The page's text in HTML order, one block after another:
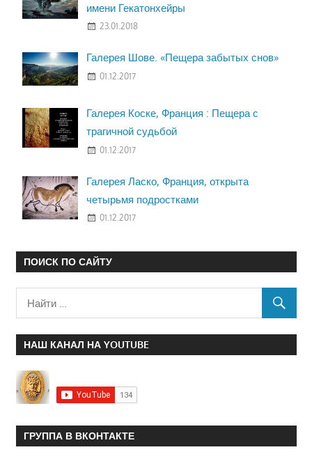
имени Гекатонхейры
23.01.2018
Галерея Шове. «Пещера забытых снов»
01.12.2017
Галерея Коске, Франция : Пещера с
трагичной судьбой
01.12.2017
Галерея Ласко, Франция, открыта
четырьмя подростками
01.12.2017
ПОИСК ПО САЙТУ
НАШ КАНАЛ НА YOUTUBE
ГРУППА В ВКОНТАКТЕ